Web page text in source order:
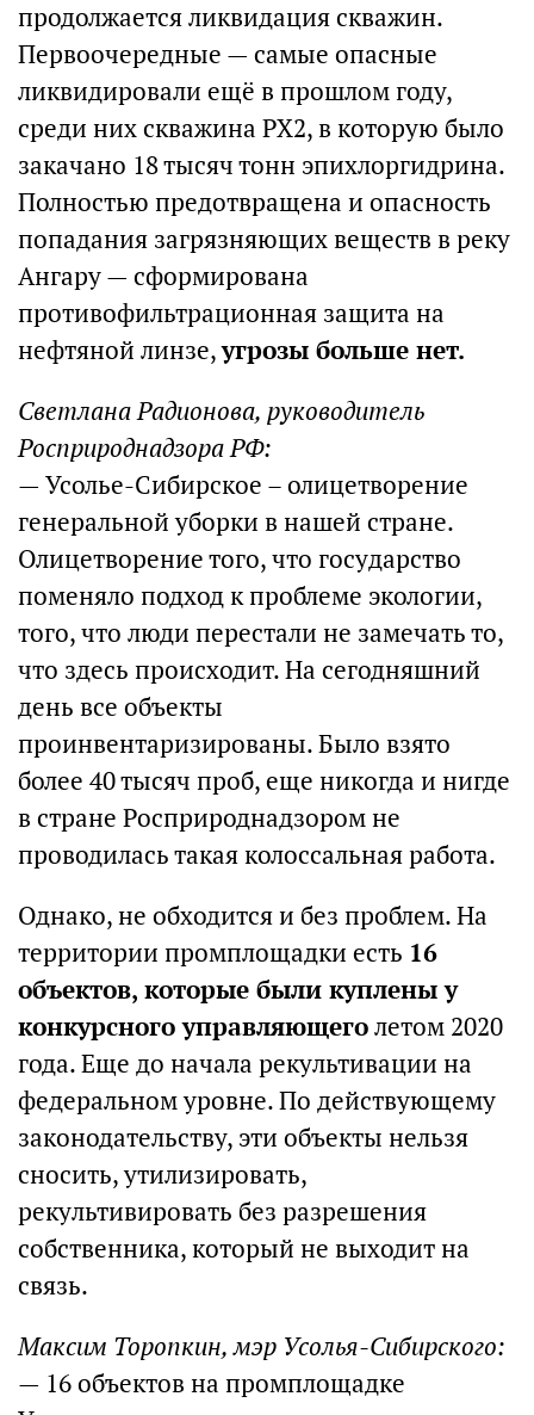
продолжается ликвидация скважин.
Первоочередные — самые опасные
ликвидировали ещё в прошлом году,
среди них скважина РХ2, в которую было
закачано 18 тысяч тонн эпихлоргидрина.
Полностью предотвращена и опасность
попадания загрязняющих веществ в реку
Ангару — сформирована
противофильтрационная защита на
нефтяной линзе,угрозы больше нет.
Светлана Радионова, руководитель
Росприроднадзора РФ:
— Усолье-Сибирское – олицетворение
генеральной уборки в нашей стране.
Олицетворение того, что государство
поменяло подход к проблеме экологии,
того, что люди перестали не замечать то,
что здесь происходит. На сегодняшний
день все объекты
проинвентаризированы. Было взято
более 40 тысяч проб, еще никогда и нигде
в стране Росприроднадзором не
проводилась такая колоссальная работа.
Однако, не обходится и без проблем. На
территории промплощадки есть 16
объектов, которые были куплены у
конкурсного управляющеголетом 2020
года. Еще до начала рекультивации на
федеральном уровне. По действующему
законодательству, эти объекты нельзя
сносить, утилизировать,
рекультивировать без разрешения
собственника, который не выходит на
связь.
Максим Торопкин, мэр Усолья-Сибирского:
— 16 объектов на промплощадке